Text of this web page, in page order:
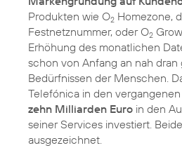
Produkten wie O2 Homezone,
Festnetznummer, oder O2
Erhöhung des monatlichen
schon von Anfang an nah dran
Bedürfnissen der Menschen.
Telefónica in den
zehn Milliarden Euro in den
seiner Services investiert.
ausgezeichnet.